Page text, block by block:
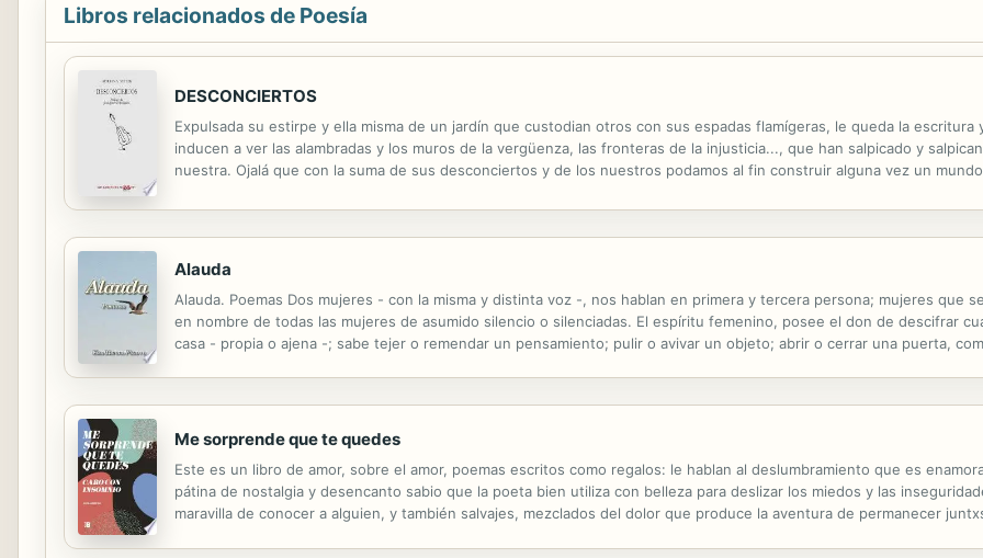
Libros relacionados de Poesía
DESCONCIERTOS
Expulsada su estirpe y ella misma de un jardín que custodian otros con sus espadas flamígeras, le queda la
inducen a ver las alambradas y los muros de la vergüenza, las fronteras de la injusticia..., que han salpicado y
nuestra. Ojalá que con la suma de sus desconciertos y de los nuestros podamos al fin construir alguna vez un
Alauda
Alauda. Poemas Dos mujeres - con la misma y distinta voz -, nos hablan en primera y tercera persona; mujeres que
en nombre de todas las mujeres de asumido silencio o silenciadas. El espíritu femenino, posee el don de descifrar
casa - propia o ajena -; sabe tejer o remendar un pensamiento; pulir o avivar un objeto; abrir o cerrar una puerta,
Me sorprende que te quedes
Este es un libro de amor, sobre el amor, poemas escritos como regalos: le hablan al deslumbramiento que es
pátina de nostalgia y desencanto sabio que la poeta bien utiliza con belleza para deslizar los miedos y las
maravilla de conocer a alguien, y también salvajes, mezclados del dolor que produce la aventura de permanecer